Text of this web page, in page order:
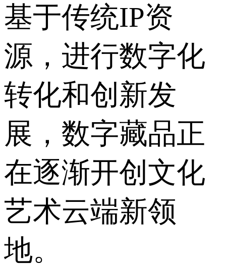
基于传统IP资
源，进行数字化
转化和创新发
展，数字藏品正
在逐渐开创文化
艺术云端新领
地。